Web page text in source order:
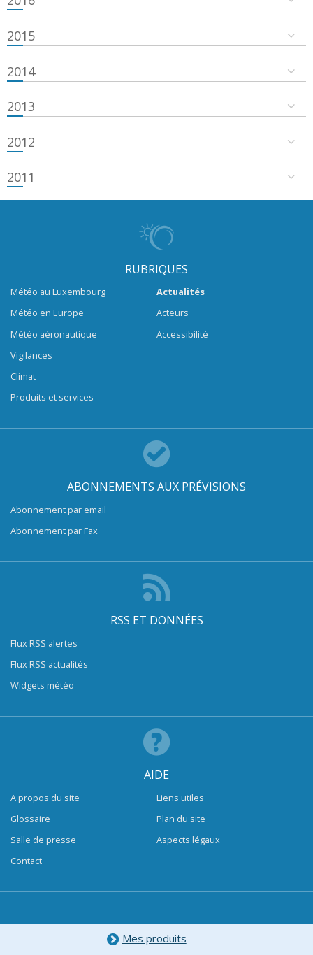
2015
2014
2013
2012
2011
RUBRIQUES
Météo au Luxembourg
Météo en Europe
Météo aéronautique
Vigilances
Climat
Produits et services
Actualités
Acteurs
Accessibilité
ABONNEMENTS AUX PRÉVISIONS
Abonnement par email
Abonnement par Fax
RSS ET DONNÉES
Flux RSS alertes
Flux RSS actualités
Widgets météo
AIDE
A propos du site
Glossaire
Salle de presse
Contact
Liens utiles
Plan du site
Aspects légaux
Mes produits